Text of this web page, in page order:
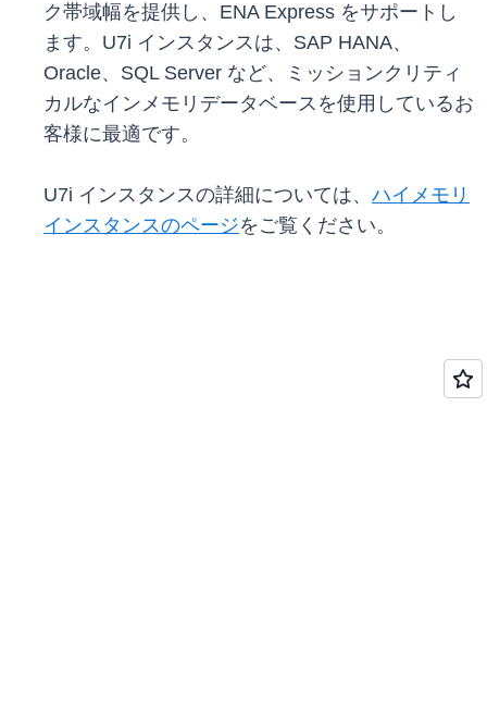
ク帯域幅を提供し、ENA Express をサポートし
ます。U7i インスタンスは、SAP HANA、
Oracle、SQL Server など、ミッションクリティ
カルなインメモリデータベースを使用しているお
客様に最適です。
U7i インスタンスの詳細については、 ハイメモリ
インスタンスのページをご覧ください。